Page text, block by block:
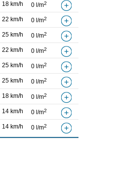
18 km/h 0 l/m2
22 km/h 0 l/m2
25 km/h 0 l/m2
22 km/h 0 l/m2
25 km/h 0 l/m2
25 km/h 0 l/m2
18 km/h 0 l/m2
14 km/h 0 l/m2
14 km/h 0 l/m2